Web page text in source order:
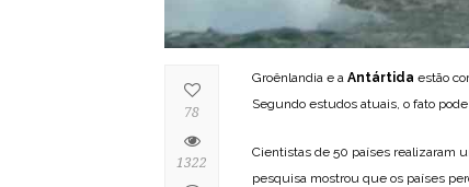
Groênlandia e a Antártida estão
Segundo estudos atuais, o fato
Cientistas de 50 países realizaram
pesquisa mostrou que os países
78
1322